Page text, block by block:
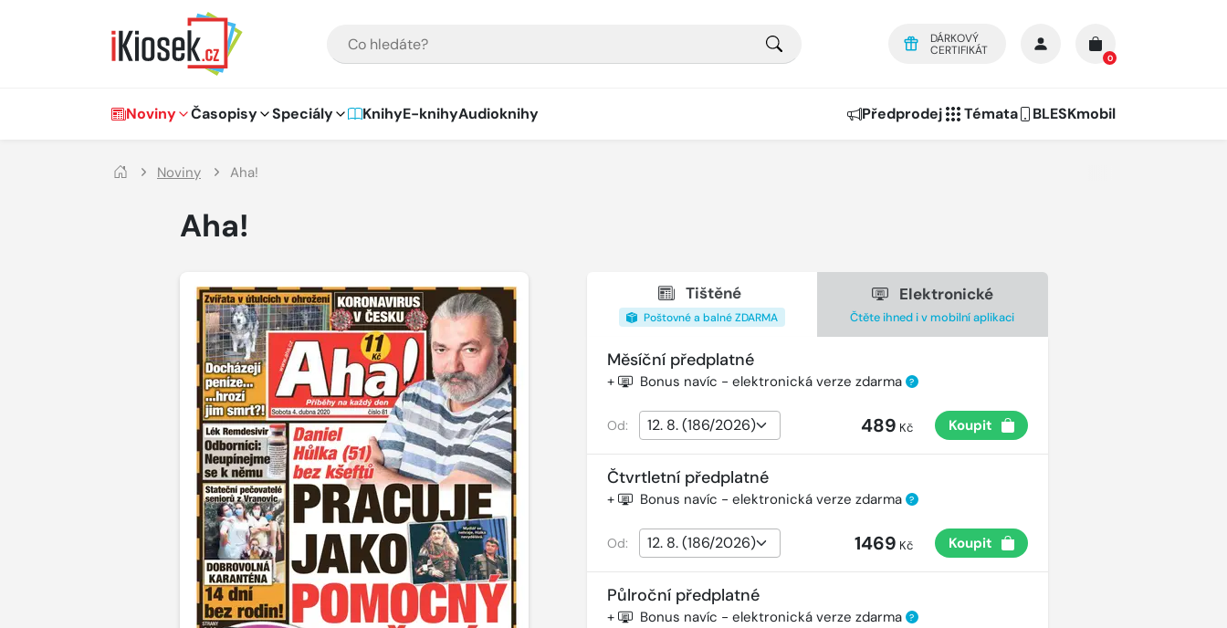
DÁRKOVÝ
CERTIFIKÁT
0
Hlavní navigace
Noviny Časopisy Speciály KnihyE-knihyAudioknihy Předprodej Témata BLESKmobil
Noviny Aha!
Aha!
Tištěné
Poštovné a balné ZDARMA
Elektronické
Čtěte ihned i v mobilní aplikaci
Měsíční předplatné
+ Bonus navíc - elektronická verze zdarma ?
Od: 489 Kč Koupit
Čtvrtletní předplatné
+ Bonus navíc - elektronická verze zdarma ?
Od: 1469 Kč Koupit
Půlroční předplatné
+ Bonus navíc - elektronická verze zdarma ?